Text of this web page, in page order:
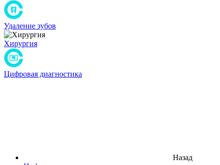
Удаление зубов
Хирургия
Цифровая диагностика
Назад